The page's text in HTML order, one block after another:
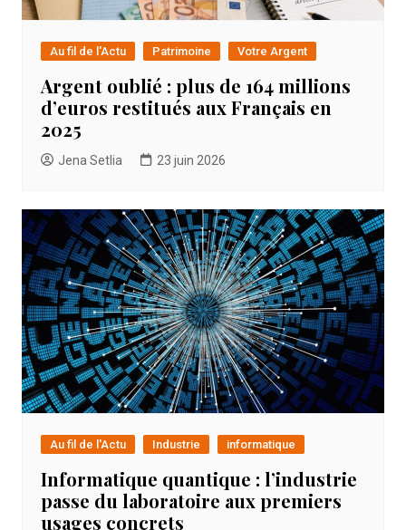
Au fil de l'Actu Patrimoine Votre Argent
Argent oublié : plus de 164 millions
d’euros restitués aux Français en
2025
Jena Setlia 23 juin 2026
Au fil de l'Actu Industrie informatique
Informatique quantique : l’industrie
passe du laboratoire aux premiers
usages concrets